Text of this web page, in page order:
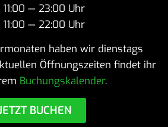
11:00 — 23:00 Uhr
11:00 — 22:00 Uhr
haben wir diens­tags
Öffnungs­zeiten findet ihr
Buchungs­ka­lender.
BUCHEN